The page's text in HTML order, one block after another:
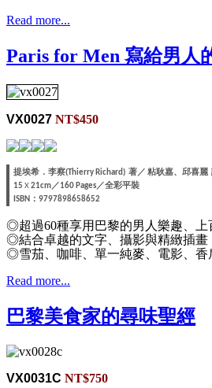
Read more...
Paris for Men 寫給男人
VX0027 NT$450
提埃希．李察(Thierry Richard)著／ 粘耿嘉、邱喜麗
15 X21cm／160 Pages／全彩平裝
ISBN ：9797898658652
◎超過60種享用巴黎的男人樂趣、上
◎結合卓越的文字、攝影與精緻插畫
◎雪茄、咖啡、單一純麥、電影、
Read more...
巴黎美食家的尋味聖經
VX0031C NT$750